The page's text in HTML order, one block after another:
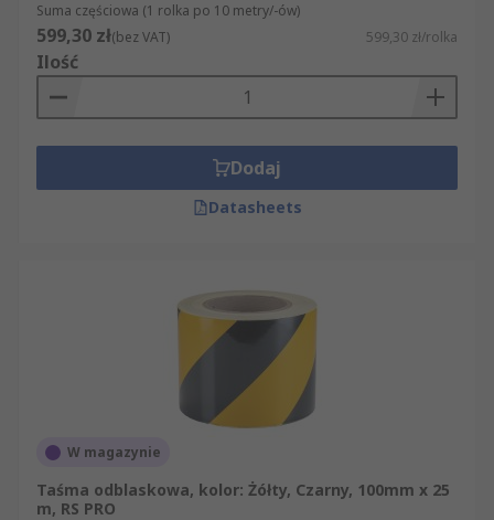
Suma częściowa (1 rolka po 10 metry/-ów)
599,30 zł(bez VAT) 599,30 zł/rolka
Ilość
Dodaj
Datasheets
W magazynie
Taśma odblaskowa, kolor: Żółty, Czarny, 100mm x 25
m, RS PRO